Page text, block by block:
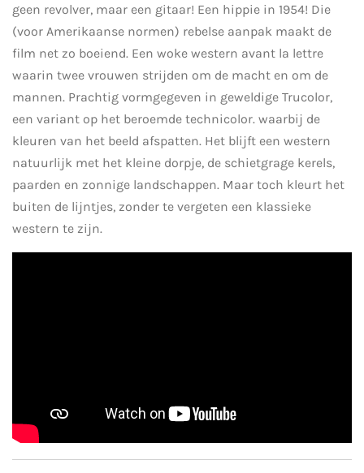
geen revolver, maar een gitaar! Een hippie in 1954! Die
(voor Amerikaanse normen) rebelse aanpak maakt de
film net zo boeiend. Een woke western avant la lettre
waarin twee vrouwen strijden om de macht en om de
mannen. Prachtig vormgegeven in geweldige Trucolor,
een variant op het beroemde technicolor. waarbij de
kleuren van het beeld afspatten. Het blijft een western
natuurlijk met het kleine dorpje, de schietgrage kerels,
paarden en zonnige landschappen. Maar toch kleurt het
buiten de lijntjes, zonder te vergeten een klassieke
western te zijn.